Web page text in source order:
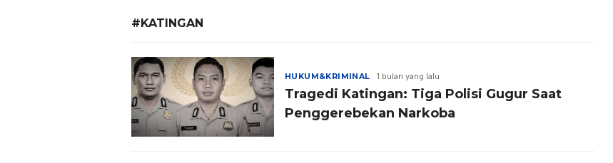
#KATINGAN
HUKUM&KRIMINAL 1 bulan yang lalu
Tragedi Katingan: Tiga Polisi Gugur Saat
Penggerebekan Narkoba